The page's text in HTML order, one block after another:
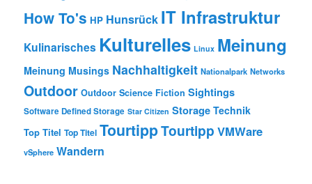
How To's HP Hunsrück IT Infrastruktur
Kulinarisches Kulturelles Linux Meinung
Meinung Musings Nachhaltigkeit Nationalpark Networks
Outdoor Outdoor Science Fiction Sightings
Software Defined Storage Star Citizen Storage Technik
Top Titel Top Titel TourtippTourtipp VMWare
vSphere Wandern